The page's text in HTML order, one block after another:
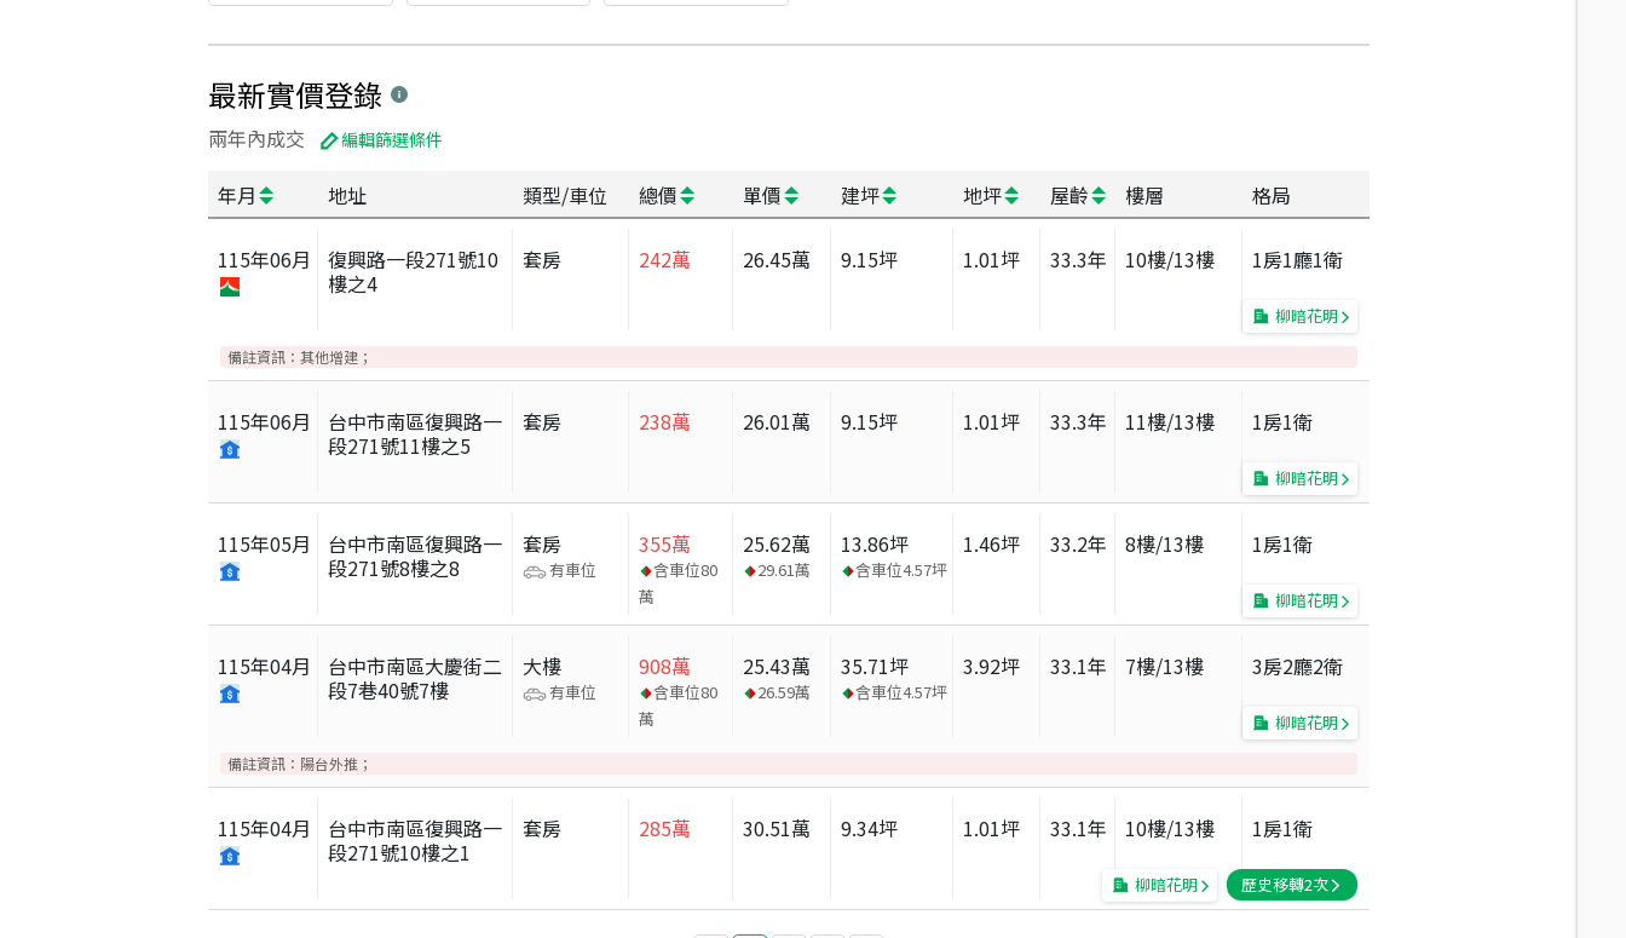
最新實價登錄
兩年內成交 編輯篩選條件
年月 地址 類型/車位 總價 單價 建坪 地坪 屋齡 樓層 格局
115年06月
復興路一段271號10
樓之4
套房 242萬 26.45萬 9.15坪 1.01坪 33.3年 10樓/13樓 1房1廳1衛
柳暗花明
備註資訊： 其他增建；
115年06月
台中市南區復興路一
段271號11樓之5
套房 238萬 26.01萬 9.15坪 1.01坪 33.3年 11樓/13樓 1房1衛
柳暗花明
115年05月
台中市南區復興路一
段271號8樓之8
套房
有車位
355萬
含車位80
萬
25.62萬
29.61萬
13.86坪
含車位4.57坪
1.46坪 33.2年 8樓/13樓 1房1衛
柳暗花明
115年04月
台中市南區大慶街二
段7巷40號7樓
大樓
有車位
908萬
含車位80
萬
25.43萬
26.59萬
35.71坪
含車位4.57坪
3.92坪 33.1年 7樓/13樓 3房2廳2衛
柳暗花明
備註資訊： 陽台外推；
115年04月
台中市南區復興路一
段271號10樓之1
套房 285萬 30.51萬 9.34坪 1.01坪 33.1年 10樓/13樓 1房1衛
柳暗花明 歷史移轉2次